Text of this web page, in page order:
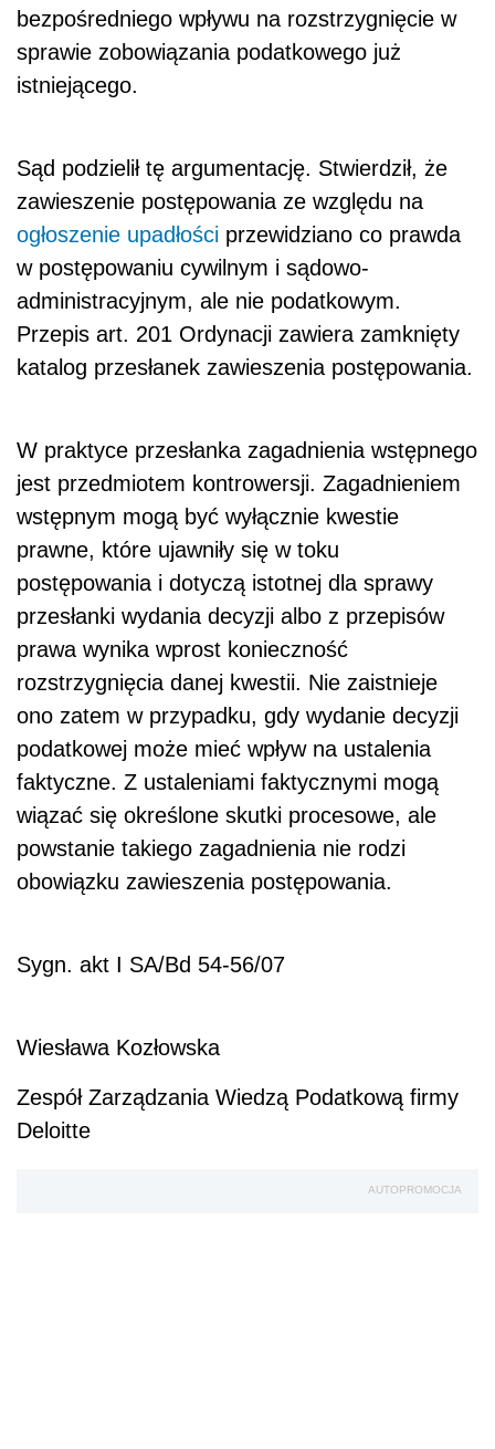
bezpośredniego wpływu na rozstrzygnięcie w
sprawie zobowiązania podatkowego już
istniejącego.
Sąd podzielił tę argumentację. Stwierdził, że
zawieszenie postępowania ze względu na
ogłoszenie upadłości przewidziano co prawda
w postępowaniu cywilnym i sądowo-
administracyjnym, ale nie podatkowym.
Przepis art. 201 Ordynacji zawiera zamknięty
katalog przesłanek zawieszenia postępowania.
W praktyce przesłanka zagadnienia wstępnego
jest przedmiotem kontrowersji. Zagadnieniem
wstępnym mogą być wyłącznie kwestie
prawne, które ujawniły się w toku
postępowania i dotyczą istotnej dla sprawy
przesłanki wydania decyzji albo z przepisów
prawa wynika wprost konieczność
rozstrzygnięcia danej kwestii. Nie zaistnieje
ono zatem w przypadku, gdy wydanie decyzji
podatkowej może mieć wpływ na ustalenia
faktyczne. Z ustaleniami faktycznymi mogą
wiązać się określone skutki procesowe, ale
powstanie takiego zagadnienia nie rodzi
obowiązku zawieszenia postępowania.
Sygn. akt I SA/Bd 54-56/07
Wiesława Kozłowska
Zespół Zarządzania Wiedzą Podatkową firmy
Deloitte
AUTOPROMOCJA